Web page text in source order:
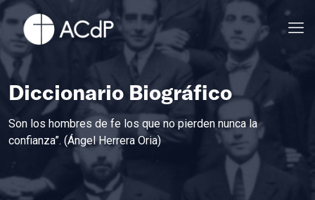
Diccionario Biográfico
Son los hombres de fe los que no pierden nunca la
confianza”. (Ángel Herrera Oria)